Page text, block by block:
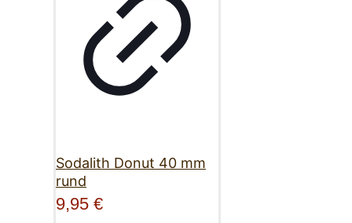
Sodalith Donut 40 mm
rund
9,95 €